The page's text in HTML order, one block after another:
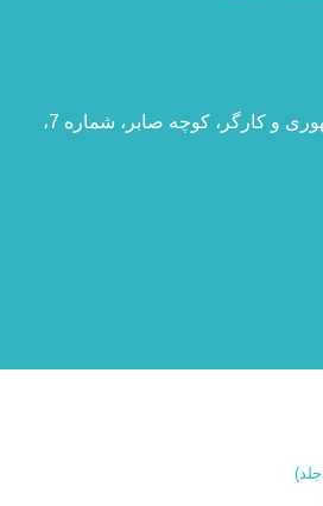
تهران، انقلاب، تقاطع جمهوری و کارگر، کوچه صابر، شماره 7،